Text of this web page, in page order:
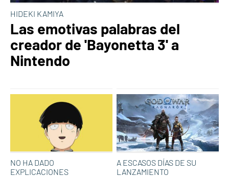
HIDEKI KAMIYA
Las emotivas palabras del
creador de 'Bayonetta 3' a
Nintendo
NO HA DADO
EXPLICACIONES
A ESCASOS DÍAS DE SU
LANZAMIENTO